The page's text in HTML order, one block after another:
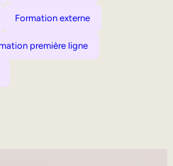
Formation externe
première ligne